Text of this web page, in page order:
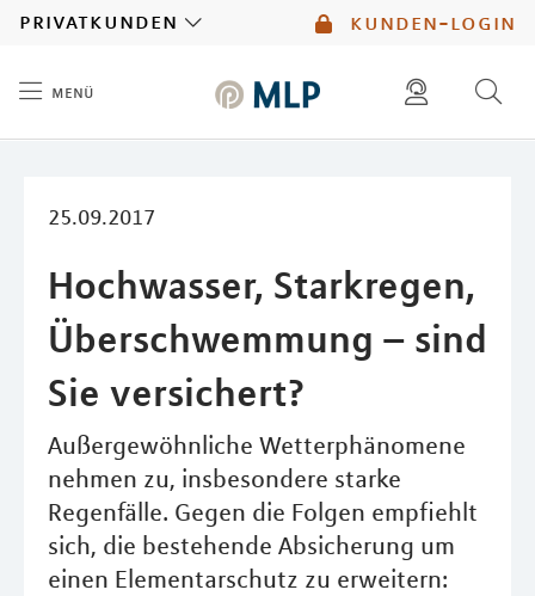
kunden-login
privatkunden
menü
25.09.2017
Hochwasser, Starkregen,
Überschwemmung – sind
Sie versichert?
Außergewöhnliche Wetterphänomene
nehmen zu, insbesondere starke
Regenfälle. Gegen die Folgen empfiehlt
sich, die bestehende Absicherung um
einen Elementarschutz zu erweitern: